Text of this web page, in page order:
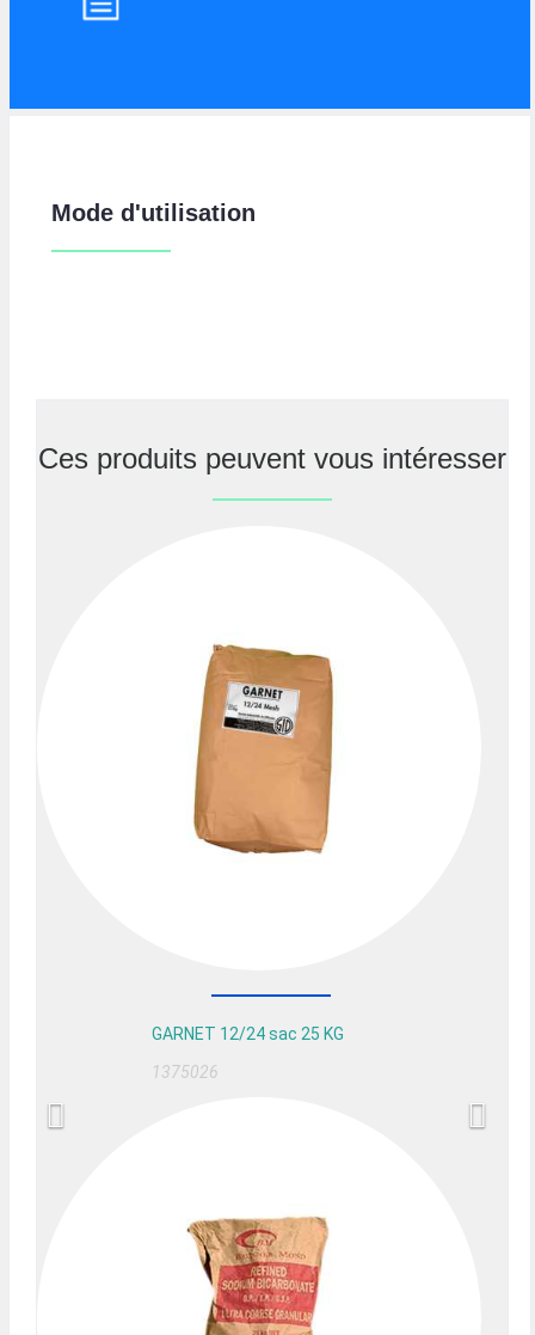
Mode d'utilisation
Ces produits peuvent vous intéresser
GARNET 12/24 sac 25 KG
1375026